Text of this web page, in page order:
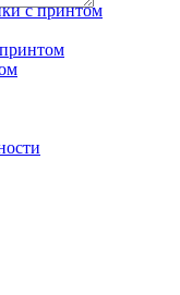
с принтом